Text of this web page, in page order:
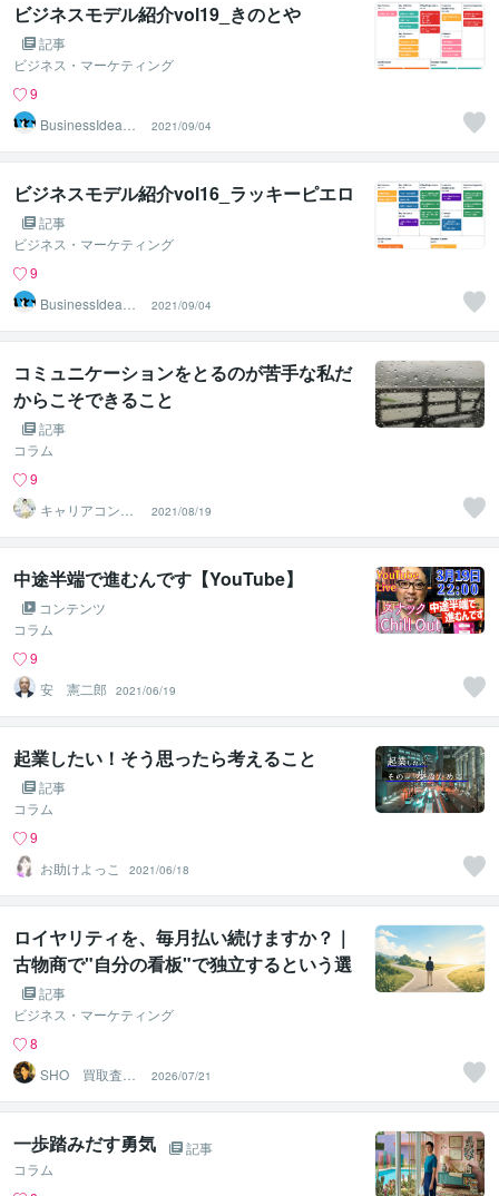
ビジネスモデル紹介vol19_きのとや
記事
ビジネス・マーケティング
9
BusinessIdeaCr
2021/09/04
ビジネスモデル紹介vol16_ラッキーピエロ
記事
ビジネス・マーケティング
9
BusinessIdeaCr
2021/09/04
コミュニケーションをとるのが苦手な私だ
からこそできること
記事
コラム
9
キャリアコンサ
ルタントShino
2021/08/19
中途半端で進むんです【YouTube】
コンテンツ
コラム
9
安 憲二郎
2021/06/19
起業したい！そう思ったら考えること
記事
コラム
9
お助けよっこ
2021/06/18
ロイヤリティを、毎月払い続けますか？｜
古物商で"自分の看板"で独立するという選
択 記事
ビジネス・マーケティング
8
SHO 買取査
定 売却相談の
プロ
2026/07/21
一歩踏みだす勇気
記事
コラム